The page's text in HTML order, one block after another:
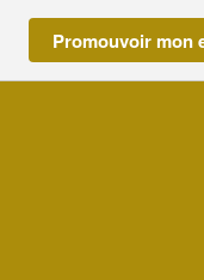
Promouvoir mon